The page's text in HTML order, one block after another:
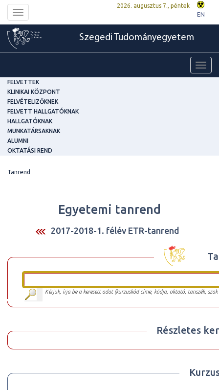
Toggle
navigation
2026. augusztus 7., péntek
EN
Szegedi Tudományegyetem
FELVETTEK
KLINIKAI KÖZPONT
FELVÉTELIZŐKNEK
FELVETT HALLGATÓKNAK
HALLGATÓKNAK
MUNKATÁRSAKNAK
ALUMNI
OKTATÁSI REND
Tanrend
Egyetemi tanrend
2017-2018-1. félév ETR-tanrend
Kérjük, írja be a keresett adat (kurzuskód címe, kódja, oktató, tanszék,
Részletes